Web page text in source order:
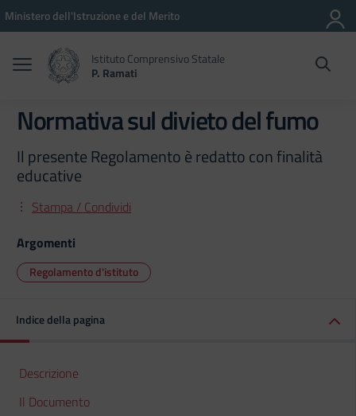
Vai ai contenuti
Vai al menu di navigazione
Vai al footer
Ministero dell'Istruzione e del Merito
Istituto Comprensivo Statale
P. Ramati
Normativa sul divieto del fumo
Il presente Regolamento è redatto con finalità
educative
Stampa / Condividi
Argomenti
Regolamento d'istituto
Indice della pagina
Descrizione
Il Documento